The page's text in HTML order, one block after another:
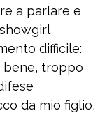
a parlare e
difficile:
bene, troppo
da mio figlio,